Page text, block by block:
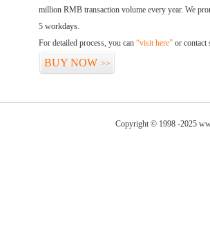
million RMB transaction volume every year. We
5 workdays.
For detailed process, you can “visit here” or contact
BUY NOW >>
Copyright © 1998 -2025